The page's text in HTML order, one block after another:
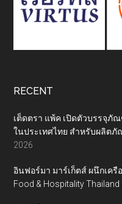
RECENT
เต็ดตรา แพ้ค เปิดตัวบรรจุภั
ในประเทศไทย สำหรับผลิต
2026
อินฟอร์มา มาร์เก็ตส์ ผนึกเครื
Food & Hospitality Thailand